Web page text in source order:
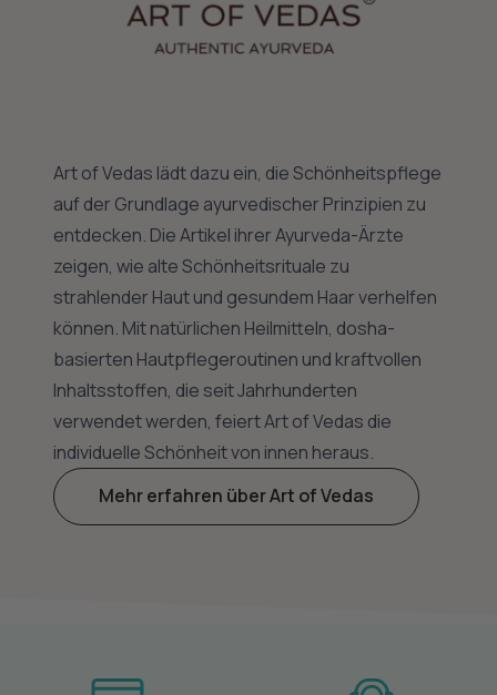
Art of Vedas lädt dazu ein, die Schönheitspflege
auf der Grundlage ayurvedischer Prinzipien zu
entdecken. Die Artikel ihrer Ayurveda-Ärzte
zeigen, wie alte Schönheitsrituale zu
strahlender Haut und gesundem Haar verhelfen
können. Mit natürlichen Heilmitteln, dosha-
basierten Hautpflegeroutinen und kraftvollen
Inhaltsstoffen, die seit Jahrhunderten
verwendet werden, feiert Art of Vedas die
individuelle Schönheit von innen heraus.
Mehr erfahren über Art of Vedas